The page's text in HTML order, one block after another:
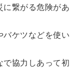
に繋がる危険があ
バケツなどを使い
で協力しあって初